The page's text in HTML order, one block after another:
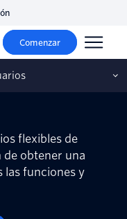
Comenzar
de
flexibles de
de obtener una
las funciones y